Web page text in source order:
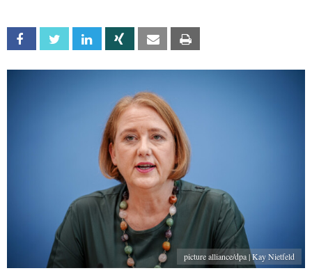
Facebook Twitter Linkedin Xing Email
picture alliance/dpa | Kay Nietfeld